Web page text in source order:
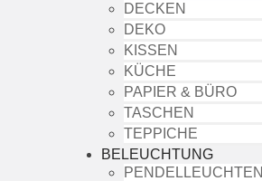
DECKEN
DEKO
KISSEN
KÜCHE
PAPIER & BÜRO
TASCHEN
TEPPICHE
BELEUCHTUNG
PENDELLEUCHTEN